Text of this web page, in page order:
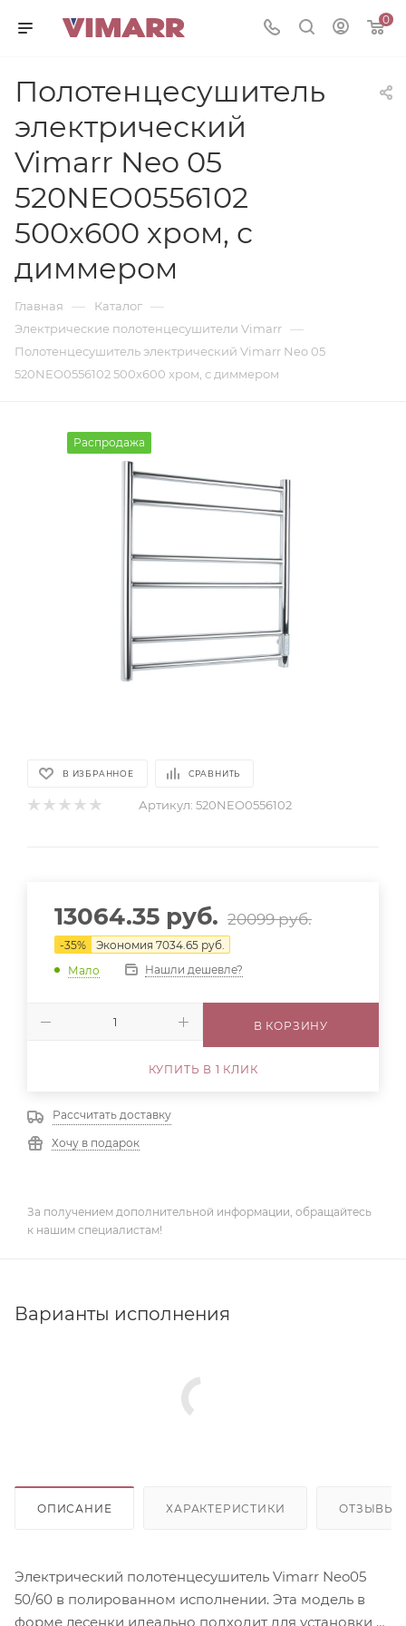
0
Полотенцесушитель
электрический
Vimarr Neo 05
520NEO0556102
500х600 хром, с
диммером
Главная — Каталог —
Электрические полотенцесушители Vimarr —
Полотенцесушитель электрический Vimarr Neo 05
520NEO0556102 500х600 хром, с диммером
Распродажа
В ИЗБРАННОЕ СРАВНИТЬ
Артикул: 520NEO0556102
13064.35 руб. 20099руб.
-35% Экономия 7034.65 руб.
Мало
Нашли дешевле?
В КОРЗИНУ
КУПИТЬ В 1 КЛИК
Рассчитать доставку
Хочу в подарок
За получением дополнительной информации, обращайтесь
к нашим специалистам!
Варианты исполнения
ОПИСАНИЕ ХАРАКТЕРИСТИКИ ОТЗЫВЫ
Электрический полотенцесушитель Vimarr Neo05
50/60 в полированном исполнении. Эта модель в
форме лесенки идеально подходит для установки в